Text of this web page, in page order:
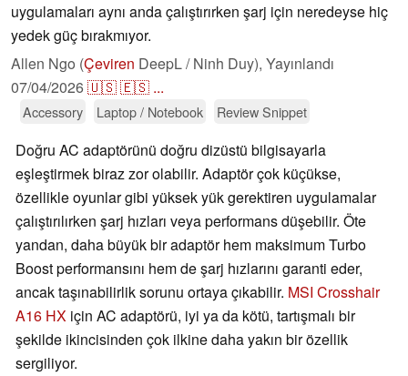
uygulamaları aynı anda çalıştırırken şarj için neredeyse hiç
yedek güç bırakmıyor.
Allen Ngo (Çeviren DeepL / Ninh Duy), Yayınlandı
07/04/2026🇺🇸🇪🇸 ...
Accessory Laptop / Notebook Review Snippet
Doğru AC adaptörünü doğru dizüstü bilgisayarla
eşleştirmek biraz zor olabilir. Adaptör çok küçükse,
özellikle oyunlar gibi yüksek yük gerektiren uygulamalar
çalıştırılırken şarj hızları veya performans düşebilir. Öte
yandan, daha büyük bir adaptör hem maksimum Turbo
Boost performansını hem de şarj hızlarını garanti eder,
ancak taşınabilirlik sorunu ortaya çıkabilir. MSI Crosshair
A16 HX için AC adaptörü, iyi ya da kötü, tartışmalı bir
şekilde ikincisinden çok ilkine daha yakın bir özellik
sergiliyor.